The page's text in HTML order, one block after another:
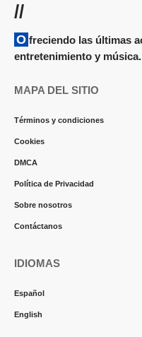
//
Ofreciendo las últimas actualizaciones y noticias sobre
entretenimiento y música.
MAPA DEL SITIO
Términos y condiciones
Cookies
DMCA
Política de Privacidad
Sobre nosotros
Contáctanos
IDIOMAS
Español
English